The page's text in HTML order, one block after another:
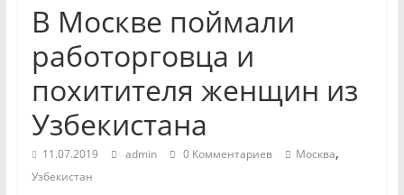
В Москве поймали
работорговца и
похитителя женщин из
Узбекистана
11.07.2019 admin 0 Комментариев Москва,
Узбекистан